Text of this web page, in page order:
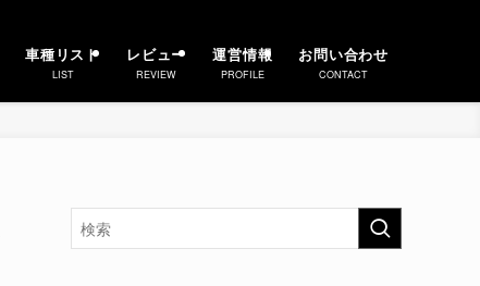
車種リスト
LIST
レビュー
REVIEW
運営情報
PROFILE
お問い合わせ
CONTACT